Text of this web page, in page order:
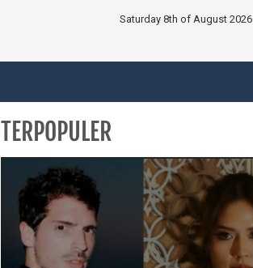
Saturday 8th of August 2026
TERPOPULER